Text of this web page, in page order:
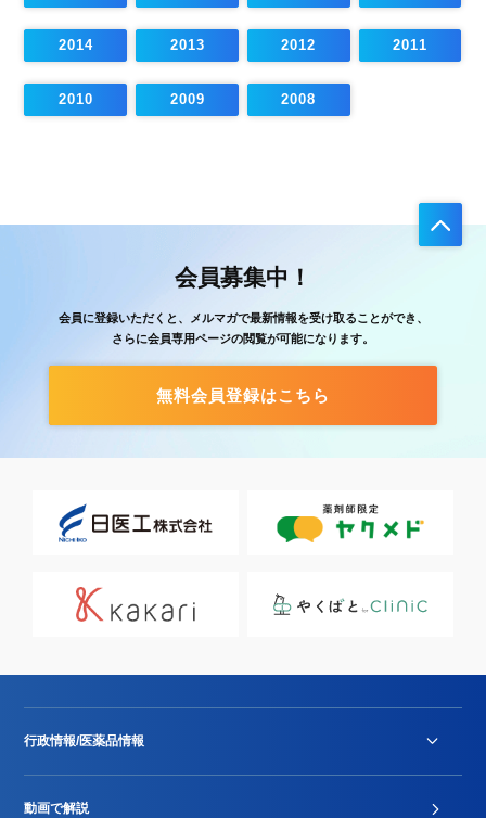
2014 2013 2012 2011
2010 2009 2008
会員募集中！
会員に登録いただくと、メルマガで最新情報を受け取ることができ、
さらに会員専用ページの閲覧が可能になります。
無料会員登録はこちら
行政情報/医薬品情報
動画で解説